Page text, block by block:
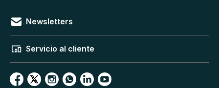
Newsletters
Servicio al cliente